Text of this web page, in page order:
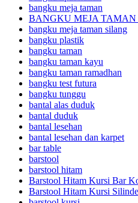
bangku meja taman
BANGKU MEJA
bangku meja taman silang
bangku plastik
bangku taman
bangku taman kayu
bangku taman ramadhan
bangku test futura
bangku tunggu
bantal alas duduk
bantal duduk
bantal lesehan
bantal lesehan dan karpet
bar table
barstool
barstool hitam
Barstool Hitam Kursi Bar
Barstool Hitam Kursi